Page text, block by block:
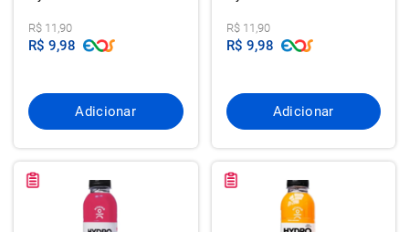
R$ 11,90
R$ 9,98
Adicionar
R$ 11,90
R$ 9,98
Adicionar